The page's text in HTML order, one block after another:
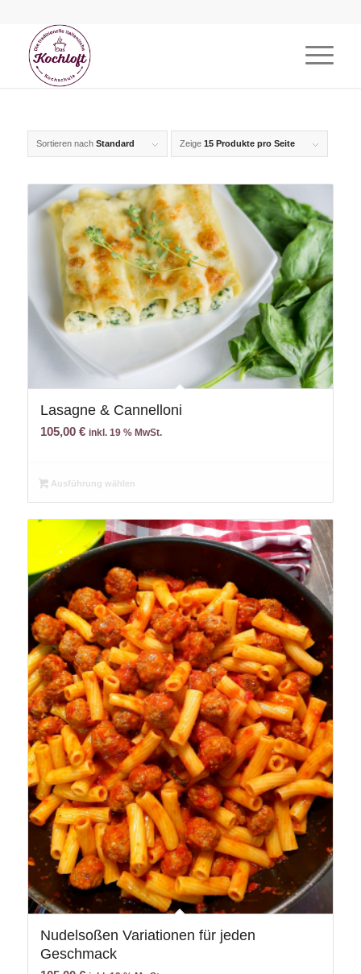
Sortieren nach Standard Zeige 15 Produkte pro Seite
Lasagne & Cannelloni
105,00 € inkl. 19 % MwSt.
Ausführung wählen
Nudelsoßen Variationen für jeden
Geschmack